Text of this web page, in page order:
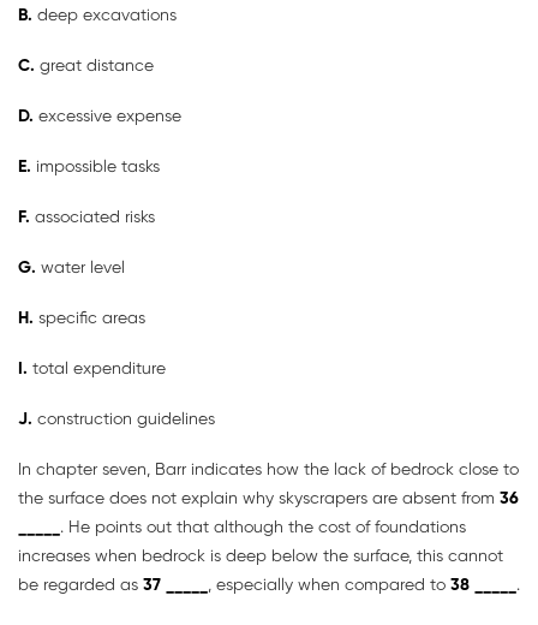
B. deep excavations
C. great distance
D. excessive expense
E. impossible tasks
F. associated risks
G. water level
H. specific areas
I. total expenditure
J. construction guidelines
In chapter seven, Barr indicates how the lack of bedrock close to
the surface does not explain why skyscrapers are absent from 36
. He points out that although the cost of foundations
increases when bedrock is deep below the surface, this cannot
be regarded as 37 _____ , especially when compared to 38 _____ .